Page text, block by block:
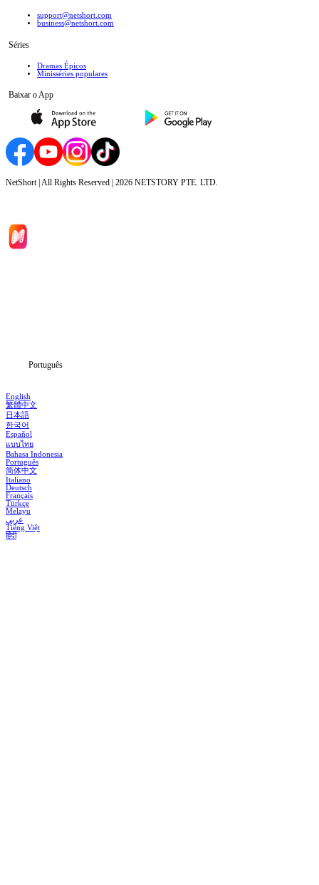
support@netshort.com
business@netshort.com
Séries
Dramas Épicos
Minisséries populares
Baixar o App
NetShort | All Rights Reserved | 2026 NETSTORY PTE. LTD.
Português
English
繁體中文
日本語
한국어
Español
แบบไทย
Bahasa Indonesia
Português
简体中文
Italiano
Deutsch
Français
Türkçe
Melayu
عربي
Tiếng Việt
हिंदी